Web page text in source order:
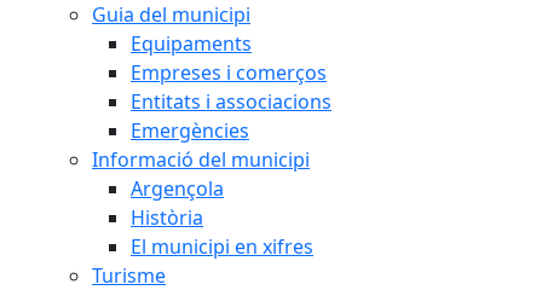
Guia del municipi
Equipaments
Empreses i comerços
Entitats i associacions
Emergències
Informació del municipi
Argençola
Història
El municipi en xifres
Turisme